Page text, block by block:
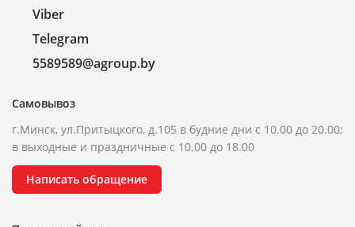
Viber
Telegram
5589589@agroup.by
Самовывоз
г.Минск, ул.Притыцкого, д.105 в будние дни с 10.00 до 20.00;
в выходные и праздничные с 10.00 до 18.00
Написать обращение